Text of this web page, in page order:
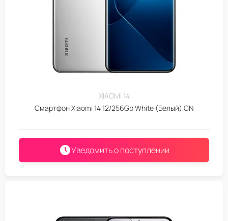
XIAOMI 14
Смартфон Xiaomi 14 12/256Gb White (Белый) CN
Уведомить о поступлении